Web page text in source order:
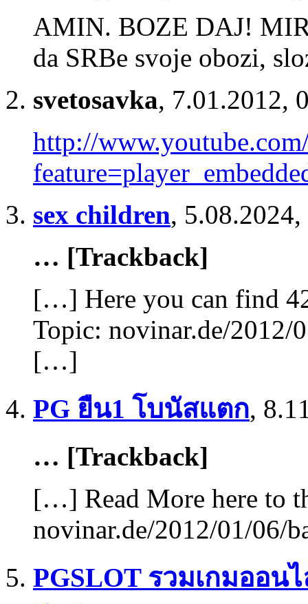
AMIN. BOZE DAJ!
da SRBe svoje obozi,
svetosavka, 7.01.2012,
http://
sex children,
… [Trackback]
[…] Here you can find
Topic: novinar.de/2012/
[…]
PG ยืน1 โบนัสแตก,
… [Trackback]
[…] Read More here to
novinar.de/2012/01/06/
PGSLOT รวมเกมออ